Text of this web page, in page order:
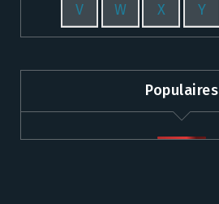
V W X Y
Populaires